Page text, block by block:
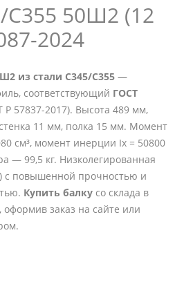
С355 50Ш2 (12
2024
из стали С345/С355 —
соответствующий ГОСТ
Р 57837-2017). Высота 489 мм,
11 мм, полка 15 мм. Момент
см³, момент инерции Ix = 50800
— 99,5 кг. Низколегированная
с повышенной прочностью и
Купить балку со склада в
заказ на сайте или